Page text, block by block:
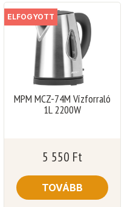
ELFOGYOTT
MPM MCZ-74M Vízforraló
1L 2200W
5 550 Ft
TOVÁBB